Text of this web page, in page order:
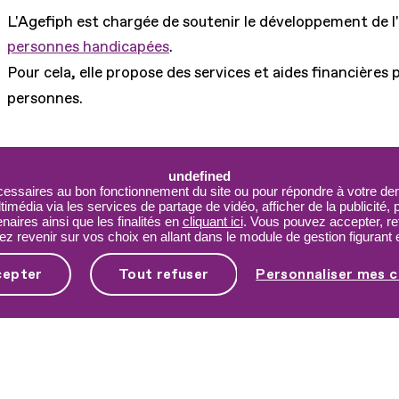
undefined
au bon fonctionnement du site ou pour répondre à votre
via les services de partage de vidéo, afficher de la
ainsi que les finalités en cliquant ici. Vous pouvez accepter,
revenir sur vos choix en allant dans le module de gestion figurant
Tout refuser Personnaliser mes
L'Agefiph est chargée de soutenir le développement de
personnes handicapées.
Pour cela, elle propose des services et aides financières
personnes.
projet
:
Nos autres sites
Plateforme d'appels à
projets
Agefiph.fr
Activateur de progrès
Sites
FIRAH